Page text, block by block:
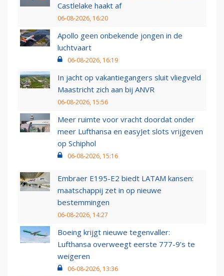
Castlelake haakt af
06-08-2026, 16:20
Apollo geen onbekende jongen in de
luchtvaart
06-08-2026, 16:19
In jacht op vakantiegangers sluit vliegveld
Maastricht zich aan bij ANVR
06-08-2026, 15:56
Meer ruimte voor vracht doordat onder
meer Lufthansa en easyJet slots vrijgeven
op Schiphol
06-08-2026, 15:16
Embraer E195-E2 biedt LATAM kansen:
maatschappij zet in op nieuwe
bestemmingen
06-08-2026, 14:27
Boeing krijgt nieuwe tegenvaller:
Lufthansa overweegt eerste 777-9’s te
weigeren
06-08-2026, 13:36